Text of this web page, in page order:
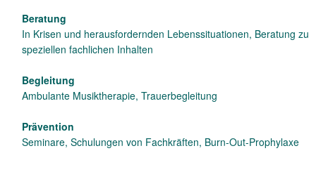
Beratung
In Krisen und herausfordernden Lebenssituationen, Beratung zu
speziellen fachlichen Inhalten
Begleitung
Ambulante Musiktherapie, Trauerbegleitung
Prävention
Seminare, Schulungen von Fachkräften, Burn-Out-Prophylaxe